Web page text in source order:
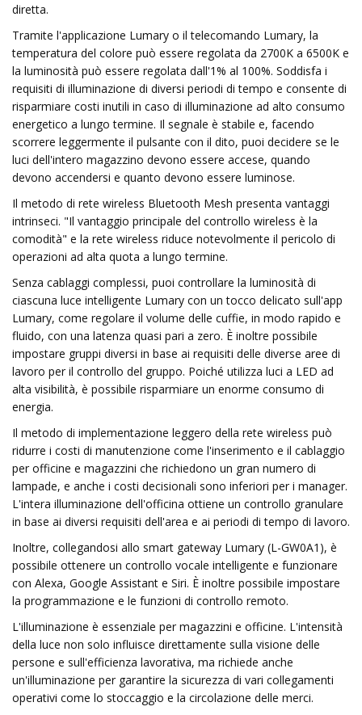
diretta.
Tramite l'applicazione Lumary o il telecomando Lumary, la
temperatura del colore può essere regolata da 2700K a 6500K e
la luminosità può essere regolata dall'1% al 100%. Soddisfa i
requisiti di illuminazione di diversi periodi di tempo e consente di
risparmiare costi inutili in caso di illuminazione ad alto consumo
energetico a lungo termine. Il segnale è stabile e, facendo
scorrere leggermente il pulsante con il dito, puoi decidere se le
luci dell'intero magazzino devono essere accese, quando
devono accendersi e quanto devono essere luminose.
Il metodo di rete wireless Bluetooth Mesh presenta vantaggi
intrinseci. "Il vantaggio principale del controllo wireless è la
comodità" e la rete wireless riduce notevolmente il pericolo di
operazioni ad alta quota a lungo termine.
Senza cablaggi complessi, puoi controllare la luminosità di
ciascuna luce intelligente Lumary con un tocco delicato sull'app
Lumary, come regolare il volume delle cuffie, in modo rapido e
fluido, con una latenza quasi pari a zero. È inoltre possibile
impostare gruppi diversi in base ai requisiti delle diverse aree di
lavoro per il controllo del gruppo. Poiché utilizza luci a LED ad
alta visibilità, è possibile risparmiare un enorme consumo di
energia.
Il metodo di implementazione leggero della rete wireless può
ridurre i costi di manutenzione come l'inserimento e il cablaggio
per officine e magazzini che richiedono un gran numero di
lampade, e anche i costi decisionali sono inferiori per i manager.
L'intera illuminazione dell'officina ottiene un controllo granulare
in base ai diversi requisiti dell'area e ai periodi di tempo di lavoro.
Inoltre, collegandosi allo smart gateway Lumary (L-GW0A1), è
possibile ottenere un controllo vocale intelligente e funzionare
con Alexa, Google Assistant e Siri. È inoltre possibile impostare
la programmazione e le funzioni di controllo remoto.
L'illuminazione è essenziale per magazzini e officine. L'intensità
della luce non solo influisce direttamente sulla visione delle
persone e sull'efficienza lavorativa, ma richiede anche
un'illuminazione per garantire la sicurezza di vari collegamenti
operativi come lo stoccaggio e la circolazione delle merci.